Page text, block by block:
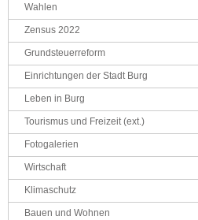
Wahlen
Zensus 2022
Grundsteuerreform
Einrichtungen der Stadt Burg
Leben in Burg
Tourismus und Freizeit (ext.)
Fotogalerien
Wirtschaft
Klimaschutz
Bauen und Wohnen